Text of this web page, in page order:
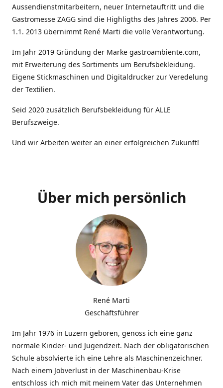
Aussendienstmitarbeitern, neuer Internetauftritt und die
Gastromesse ZAGG sind die Highligths des Jahres 2006. Per
1.1. 2013 übernimmt René Marti die volle Verantwortung.
Im Jahr 2019 Gründung der Marke gastroambiente.com,
mit Erweiterung des Sortiments um Berufsbekleidung.
Eigene Stickmaschinen und Digitaldrucker zur Veredelung
der Textilien.
Seid 2020 zusätzlich Berufsbekleidung für ALLE
Berufszweige.
Und wir Arbeiten weiter an einer erfolgreichen Zukunft!
Über mich persönlich
René Marti
Geschäftsführer
Im Jahr 1976 in Luzern geboren, genoss ich eine ganz
normale Kinder- und Jugendzeit. Nach der obligatorischen
Schule absolvierte ich eine Lehre als Maschinenzeichner.
Nach einem Jobverlust in der Maschinenbau-Krise
entschloss ich mich mit meinem Vater das Unternehmen